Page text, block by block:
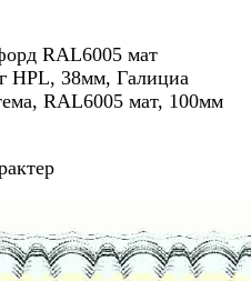
RAL6005 мат
HPL, 38мм, Галициа
RAL6005 мат, 100мм